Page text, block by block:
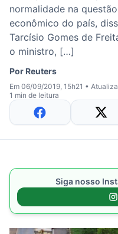
normalidade na
econômico do país,
Tarcísio Gomes de
o ministro, […]
Por Reuters
Em 06/09/2019, 15h21 •
1 min de leitura
Siga nosso